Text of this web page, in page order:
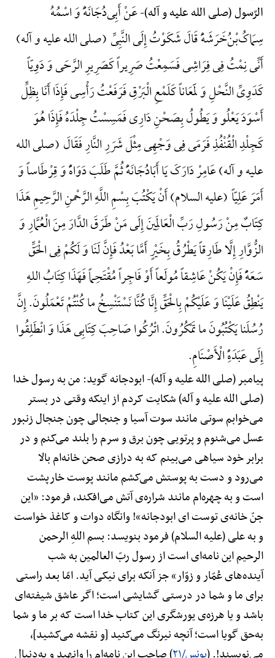
الرّسول (صلی الله علیه و آله)-عَنْ أَبِی‌دُجَانَهًَْ وَ اسْمُهُ
سِمَاکُ‌بْنُ‌خَرَشَهًَْ قَالَ شَکَوْتُ إِلَی النَّبِیِّ (صلی الله علیه و آله)
أَنِّی نِمْتُ فِی فِرَاشِی فَسَمِعْتُ صَرِیراً کَصَرِیرِ الرَّحَی وَ دَوِیّاً
کَدَوِیِّ النَّحْلِ وَ لَمَعَاناً کَلَمْعِ الْبَرْقِ فَرَفَعْتُ رَأْسِی فَإِذَا أَنَا بِظِلٍّ
أَسْوَدَ یَعْلُو وَ یَطُولُ بِصَحْنِ دَارِی فَمَسِسْتُ جِلْدَهُ فَإِذَا هُوَ
کَجِلْدِ الْقُنْفُذِ فَرَمَی فِی وَجْهِی مِثْلَ شَرَرِ النَّارِ فَقَالَ (صلی الله
علیه و آله) عَامِرْ دَارَکَ یَا أَبَادُجَانَهًَْ ثُمَّ طَلَبَ دَوَاهًًْ وَ قِرْطَاساً وَ
أَمَرَ عَلِیّاً (علیه السلام) أَنْ یَکْتُبَ بِسْمِ اللَّهِ الرَّحْمنِ الرَّحِیمِ هَذَا
کِتَابٌ مِنْ رَسُولِ رَبِّ الْعَالَمِینَ إِلَی مَنْ طَرَقَ الدَّارَ مِنَ الْعُمَّارِ وَ
الزُّوَّارِ إِلَّا طَارِقاً یَطْرُقُ بِخَیْرٍ أَمَّا بَعْدُ فَإِنَّ لَنَا وَ لَکُمْ فِی الْحَقِّ
سَعَهًًْ فَإِنْ یَکُنْ عَاشِقاً مُولَعاً أَوْ فَاجِراً مُقْتَحِماً فَهَذَا کِتَابُ اللهِ
یَنْطِقُ عَلَیْنَا وَ عَلَیْکُمْ بِالْحَقِّ إِنَّا کُنَّا نَسْتَنْسِخُ ما کُنْتُمْ تَعْمَلُونَ. إِنَّ
رُسُلَنا یَکْتُبُونَ ما تَمْکُرُونَ. اتْرُکُوا صَاحِبَ کِتَابِی هَذَا وَ انْطَلِقُوا
إِلَی عَبَدَهًِْ الْأَصْنَامِ.
پیامبر (صلی الله علیه و آله)-ابودجانه گوید: من به رسول خدا
(صلی الله علیه و آله) شکایت کردم از اینکه وقتی در بستر
می‌خوابم سوتی مانند سوت آسیا و جنجالی چون جنجال زنبور
عسل می‌شنوم و پرتویی چون برق و سرم را بلند می‌کنم و در
برابر خود سیاهی می‌بینم که به درازی صحن خانه‌ام بالا
می‌رود و دست به پوستش می‌کشم مانند پوست خارپشت
است و به چهره‌ام مانند شراره‌ی آتش می‌افکند، فرمود: «این
جنّ خانه‌ی توست ای ابودجانه»! وانگاه دوات و کاغذ خواست
و به علی (علیه السلام) فرمود بنویسد: بسم اللهِ الرحمن
الرحیم این نامه‌ای است از رسول ربّ العالمین به شب
آینده‌های عُمّار و زوّار» جز آنکه برای نیکی آید. امّا بعد راستی
برای ما و شما در درستی گشایشی است؛ اگر عاشق شیفته‌ای
باشد و یا هرزه‌ی یورشگری این کتاب خدا است که بر ما و شما
به‌حق گویا است؛ آنچه نیرنگ می‌کنید [و نقشه می‌کشید]،